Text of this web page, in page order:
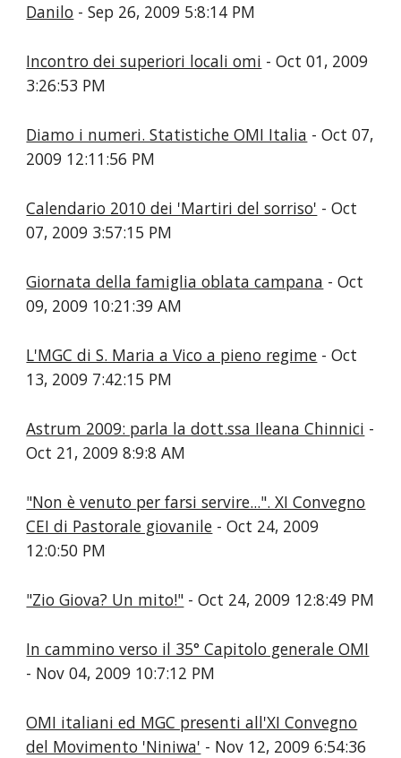
Danilo - Sep 26, 2009 5:8:14 PM
Incontro dei superiori locali omi - Oct 01, 2009
3:26:53 PM
Diamo i numeri. Statistiche OMI Italia - Oct 07,
2009 12:11:56 PM
Calendario 2010 dei 'Martiri del sorriso' - Oct
07, 2009 3:57:15 PM
- Oct
09, 2009 10:21:39 AM
- Oct
13, 2009 7:42:15 PM
-
Oct 21, 2009 8:9:8 AM
"Non è venuto per farsi servire...". XI Convegno
CEI di Pastorale giovanile - Oct 24, 2009
12:0:50 PM
"Zio Giova? Un mito!" - Oct 24, 2009 12:8:49 PM
In cammino verso il 35° Capitolo generale OMI
- Nov 04, 2009 10:7:12 PM
OMI italiani ed MGC presenti all'XI Convegno
del Movimento 'Niniwa' - Nov 12, 2009 6:54:36